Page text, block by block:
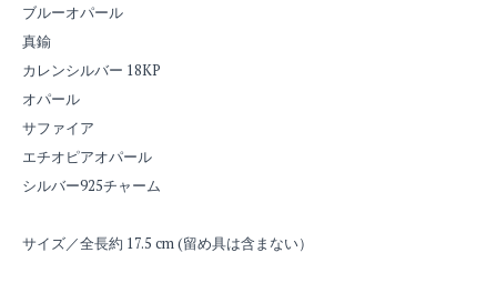
ブルーオパール
真鍮
カレンシルバー 18KP
オパール
サファイア
エチオピアオパール
シルバー925チャーム
サイズ／全長約 17.5 cm (留め具は含まない）